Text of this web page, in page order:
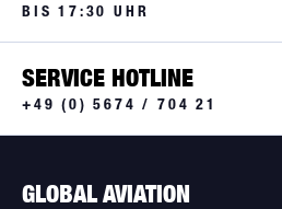
BIS 17:30 UHR
SERVICE HOTLINE
+49 (0) 5674 / 704 21
GLOBAL AVIATION